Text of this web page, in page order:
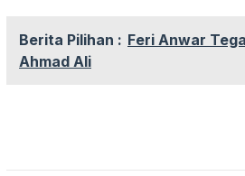
Berita Pilihan : Feri Anwar
Ahmad Ali